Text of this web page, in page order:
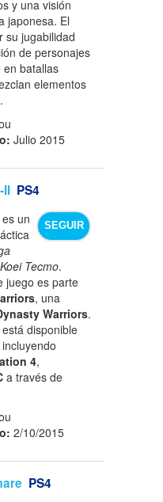
y una visión
japonesa. El
su jugabilidad
de personajes
en batallas
elementos
Julio 2015
II PS4
SEGUIR
es un
Koei Tecmo.
juego es parte
, una
Warriors.
está disponible
4,
a través de
2/10/2015
PS4